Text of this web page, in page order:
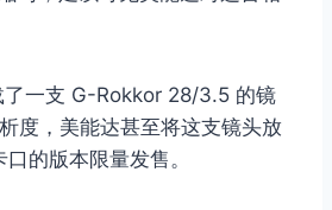
一支 G-Rokkor 28/3.5 的镜
度，美能达甚至将这支镜头放
的版本限量发售。